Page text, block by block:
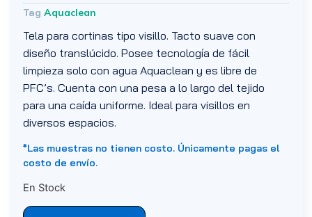
Tag Aquaclean
Tela para cortinas tipo visillo. Tacto suave con
diseño translúcido. Posee tecnología de fácil
limpieza solo con agua Aquaclean y es libre de
PFC’s. Cuenta con una pesa a lo largo del tejido
para una caída uniforme. Ideal para visillos en
diversos espacios.
*Las muestras no tienen costo. Únicamente pagas el
costo de envío.
En Stock